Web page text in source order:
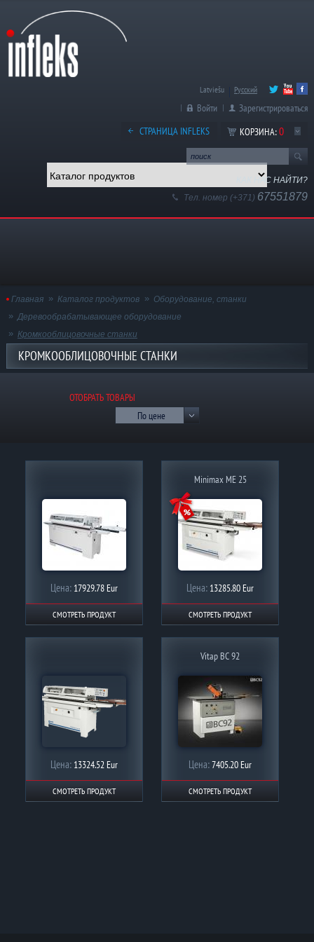
Latviešu Русский
Войти
Зарегистрироваться
СТРАНИЦА INFLEKS
КОРЗИНА:0
КАК НАС НАЙТИ?
Тел. номер (+371) 67551879
Главная Каталог продуктов
Оборудование, станки
Деревообрабатывающее оборудование
Кромкооблицовочные станки
КРОМКООБЛИЦОВОЧНЫЕ СТАНКИ
ОТОБРАТЬ ТОВАРЫ
По цене
Цена: 17929.78 Eur
СМОТРЕТЬ ПРОДУКТ
Minimax ME 25
Цена: 13285.80 Eur
СМОТРЕТЬ ПРОДУКТ
Цена: 13324.52 Eur
СМОТРЕТЬ ПРОДУКТ
Vitap BC 92
Цена:7405.20 Eur
СМОТРЕТЬ ПРОДУКТ